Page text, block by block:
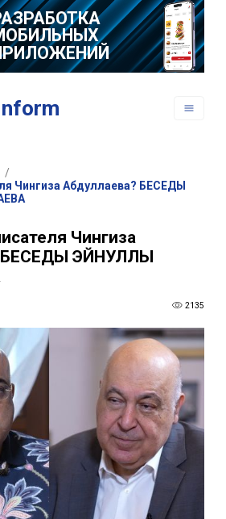
/
Чингиза Абдуллаева? БЕСЕДЫ
Чингиза
БЕСЕДЫ ЭЙНУЛЛЫ
2135